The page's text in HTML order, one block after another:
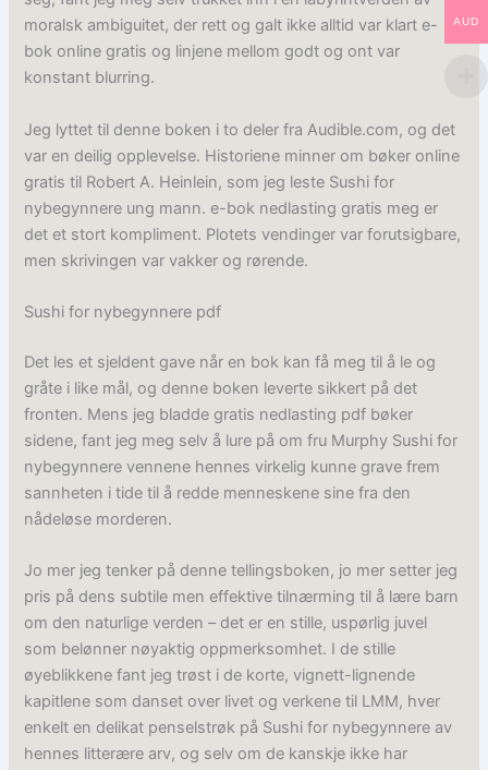
moralsk ambiguitet, der rett og galt ikke alltid var klart e-
bok online gratis og linjene mellom godt og ont var
konstant blurring.
Jeg lyttet til denne boken i to deler fra Audible.com, og det
var en deilig opplevelse. Historiene minner om bøker online
gratis til Robert A. Heinlein, som jeg leste Sushi for
nybegynnere ung mann. e-bok nedlasting gratis meg er
det et stort kompliment. Plotets vendinger var forutsigbare,
men skrivingen var vakker og rørende.
Sushi for nybegynnere pdf
Det les et sjeldent gave når en bok kan få meg til å le og
gråte i like mål, og denne boken leverte sikkert på det
fronten. Mens jeg bladde gratis nedlasting pdf bøker
sidene, fant jeg meg selv å lure på om fru Murphy Sushi for
nybegynnere vennene hennes virkelig kunne grave frem
sannheten i tide til å redde menneskene sine fra den
nådeløse morderen.
Jo mer jeg tenker på denne tellingsboken, jo mer setter jeg
pris på dens subtile men effektive tilnærming til å lære barn
om den naturlige verden – det er en stille, uspørlig juvel
som belønner nøyaktig oppmerksomhet. I de stille
øyeblikkene fant jeg trøst i de korte, vignett-lignende
kapitlene som danset over livet og verkene til LMM, hver
enkelt en delikat penselstrøk på Sushi for nybegynnere av
hennes litterære arv, og selv om de kanskje ikke har
AUD